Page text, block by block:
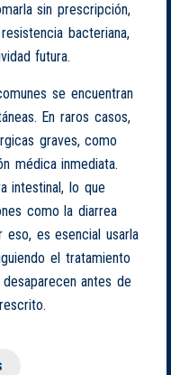
sin prescripción,
bacteriana,
futura.
se encuentran
En raros casos,
graves, como
médica inmediata.
intestinal, lo que
como la diarrea
eso, es esencial usarla
el tratamiento
antes de